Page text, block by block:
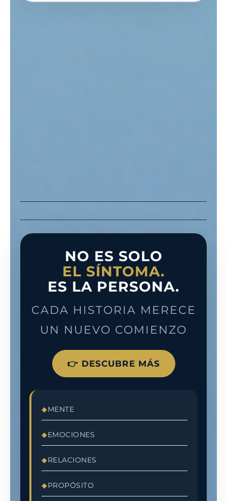
NO ES SOLO
EL SÍNTOMA.
ES LA PERSONA.
CADA HISTORIA MERECE
UN NUEVO COMIENZO
👉 DESCUBRE MÁS
MENTE
EMOCIONES
RELACIONES
PROPÓSITO